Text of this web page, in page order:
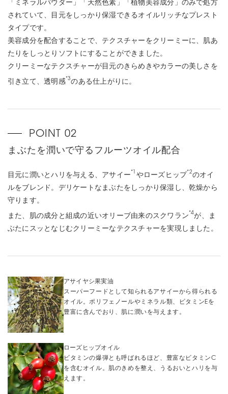
「ミネラルパウダー」「天然色素」「植物美容成分」のみで処方
されていて、目元をしっかり保湿できるオイルリッチなプレスト
タイプです。
美容成分を配合することで、テクスチャーをクリーミーに、肌あ
たりをしっとりソフトにすることができました。
クリーミーなテクスチャーが目元のきらめきやカラーの美しさを
引き立て、透明感*3のある仕上がりに。
まぶたを潤いで守るフルーツオイル配合
目元に潤いとハリを与える、アサイー*1 やローズヒップ *2のオイ
ルをブレンド。デリケートなまぶたをしっかり保湿し、乾燥から
守ります。
また、肌の成分と組成の近いオリーブ由来のスクワラン*4が、ま
ぶたにスッとなじむクリーミーなテクスチャーを実現しました。
アサイヤシ果実油
スーパーフードとして知られるアサイーから得られる
オイル。ポリフェノールやミネラル類、ビタミンEを
豊富に含んでおり、肌に潤いを与えます。
ローズヒップオイル
ビタミンの爆弾とも呼ばれるほど、豊富なビタミンC
を含むオイル。肌のきめを整え、うるおいとハリを与
えます。